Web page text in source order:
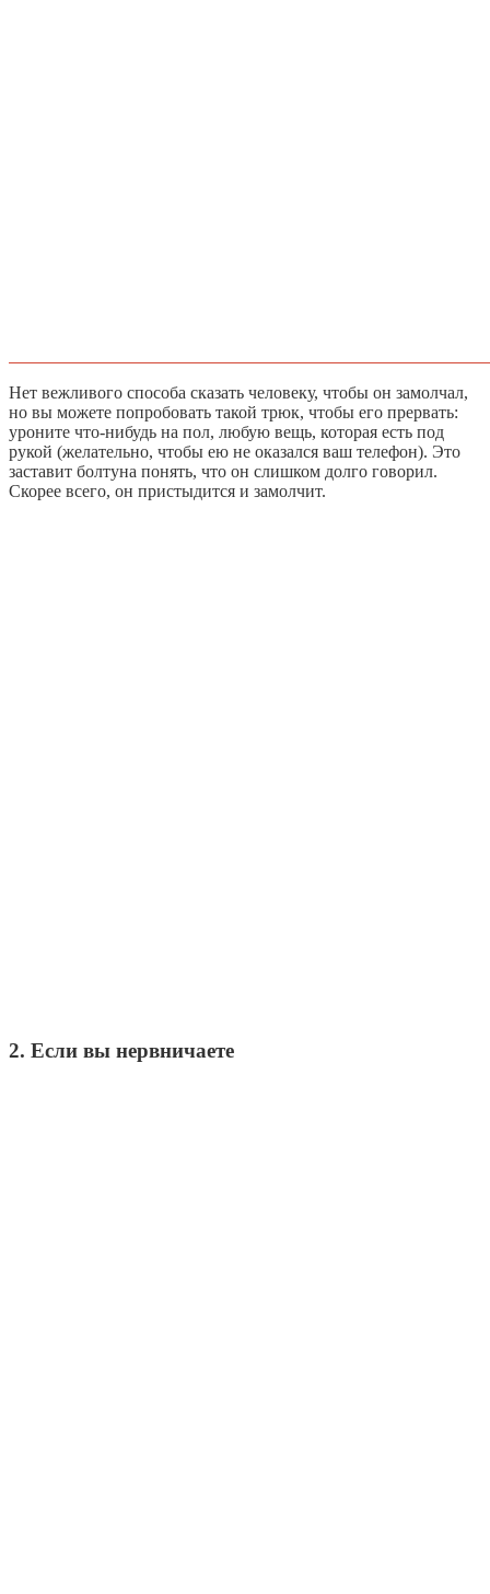
Нет вежливого способа сказать человеку, чтобы он замолчал,
но вы можете попробовать такой трюк, чтобы его прервать:
уроните что-нибудь на пол, любую вещь, которая есть под
рукой (желательно, чтобы ею не оказался ваш телефон). Это
заставит болтуна понять, что он слишком долго говорил.
Скорее всего, он пристыдится и замолчит.
2. Если вы нервничаете